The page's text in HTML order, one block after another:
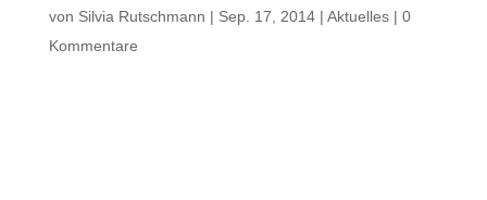
von Silvia Rutschmann | Sep. 17, 2014| Aktuelles| 0
Kommentare